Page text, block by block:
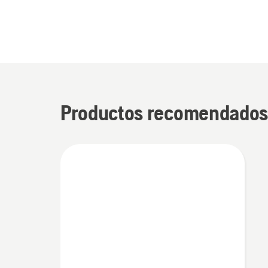
Productos recomendados